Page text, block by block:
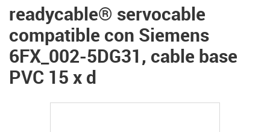
readycable® servocable
compatible con Siemens
6FX_002-5DG31, cable base
PVC 15 x d